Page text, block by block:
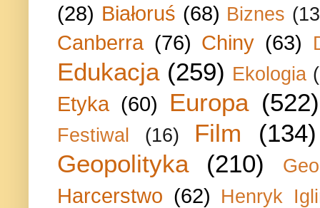
(28) Białoruś (68) Biznes
Canberra (76) Chiny (63)
Edukacja (259) Ekologia
Etyka (60) Europa (522)
Festiwal (16) Film
(134)
Geopolityka
(210)
Harcerstwo (62) Henryk